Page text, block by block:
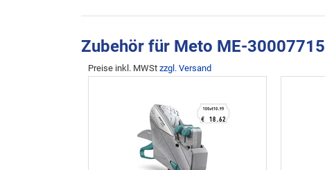
Zubehör für Meto ME-30007715
Preise inkl. MWSt zzgl. Versand